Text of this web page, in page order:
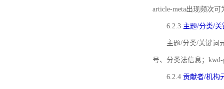
article-meta出现频次可
6.2.3 主题/分类/
主题/分类/关键词
号、分类法信息；
6.2.4 贡献者/机构